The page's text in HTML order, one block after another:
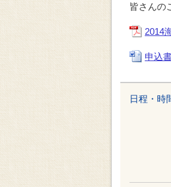
皆さんの
2014
申込
日程・時